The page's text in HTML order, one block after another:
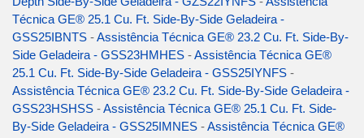
Técnica GE® 25.1 Cu. Ft. Side-By-Side Geladeira -
GSS25IBNTS -Assistência Técnica GE® 23.2 Cu. Ft. Side-By-
Side Geladeira - GSS23HMHES -Assistência Técnica GE®
25.1 Cu. Ft. Side-By-Side Geladeira - GSS25IYNFS -
Assistência Técnica GE® 23.2 Cu. Ft. Side-By-Side Geladeira -
GSS23HSHSS -Assistência Técnica GE® 25.1 Cu. Ft. Side-
By-Side Geladeira - GSS25IMNES -Assistência Técnica GE®